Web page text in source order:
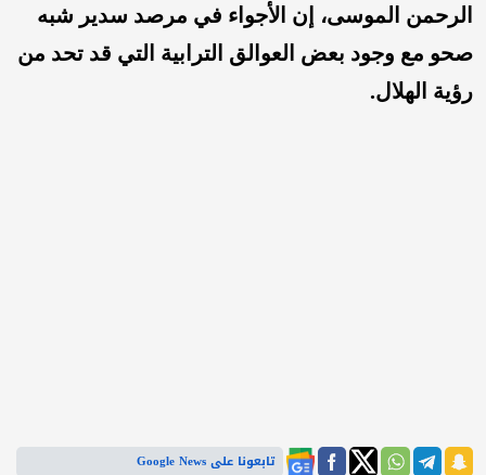
الرحمن الموسى، إن الأجواء في مرصد سدير شبه
صحو مع وجود بعض العوالق الترابية التي قد تحد من
رؤية الهلال.
تابعونا على Google News